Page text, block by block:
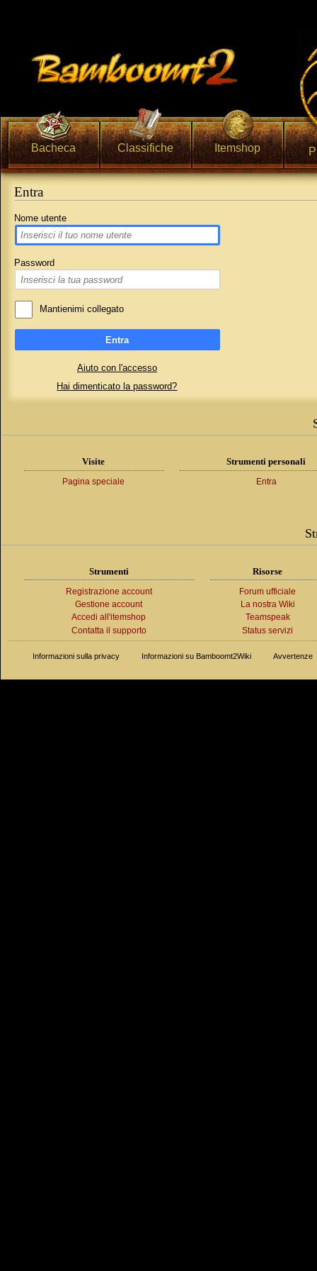
Bacheca Classifiche Itemshop
Entra
Nome utente
Password
Mantienimi collegato
Entra
Aiuto con l'accesso
Hai dimenticato la password?
Visite
Pagina speciale
Strumenti personali
Entra
Strumenti
Registrazione account
Gestione account
Accedi all'itemshop
Contatta il supporto
Risorse
Forum ufficiale
La nostra Wiki
Teamspeak
Status servizi
Informazioni sulla privacy Informazioni su Bamboomt2Wiki Avvertenze